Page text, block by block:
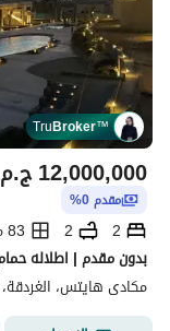
TruBroker™
ج.م12,000,000
مقدم 0%
2
2
83 متر مربع
بدون مقدم | اطلاله
مكادى هايتس، الغردقة،